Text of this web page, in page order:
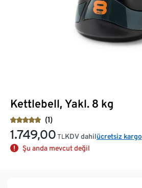
Kettlebell, Yakl. 8 kg
(1)
1.749,00 TL KDV dahilücretsiz kargo
Şu anda mevcut değil